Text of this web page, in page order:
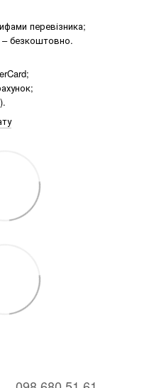
перевізника;
безкоштовно.